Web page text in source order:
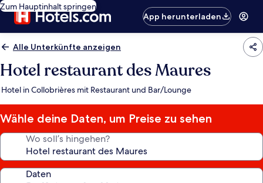
Zum Hauptinhalt springen
App herunterladen
Alle Unterkünfte anzeigen
Hotel restaurant des Maures
Hotel in Collobrières mit Restaurant und Bar/Lounge
Wähle deine Daten, um Preise zu sehen
Wo soll’s hingehen?
Daten